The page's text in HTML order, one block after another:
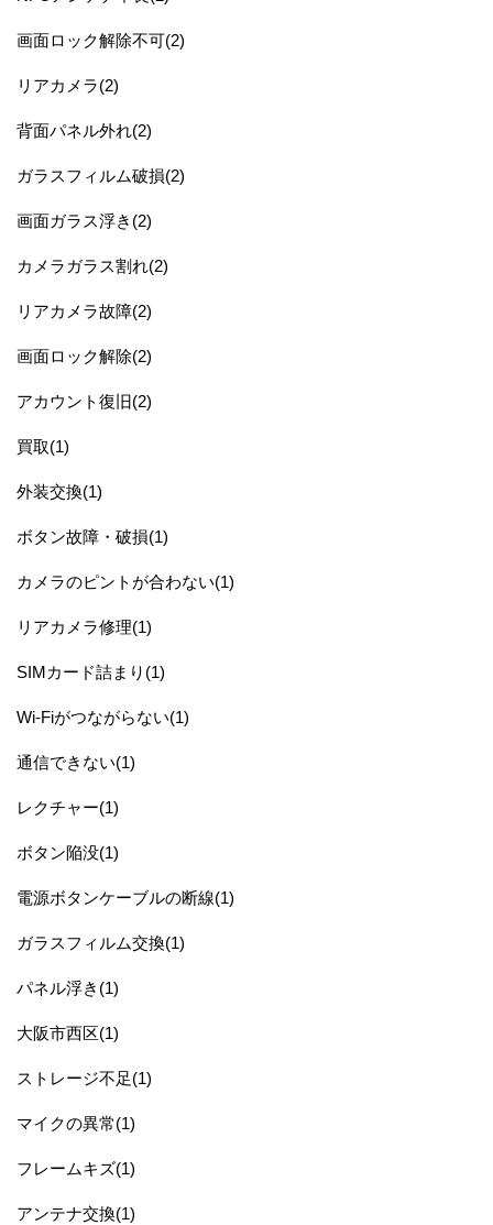
画面ロック解除不可(2)
リアカメラ(2)
背面パネル外れ(2)
ガラスフィルム破損(2)
画面ガラス浮き(2)
カメラガラス割れ(2)
リアカメラ故障(2)
画面ロック解除(2)
アカウント復旧(2)
買取(1)
外装交換(1)
ボタン故障・破損(1)
カメラのピントが合わない(1)
リアカメラ修理(1)
SIMカード詰まり(1)
Wi-Fiがつながらない(1)
通信できない(1)
レクチャー(1)
ボタン陥没(1)
電源ボタンケーブルの断線(1)
ガラスフィルム交換(1)
パネル浮き(1)
大阪市西区(1)
ストレージ不足(1)
マイクの異常(1)
フレームキズ(1)
アンテナ交換(1)